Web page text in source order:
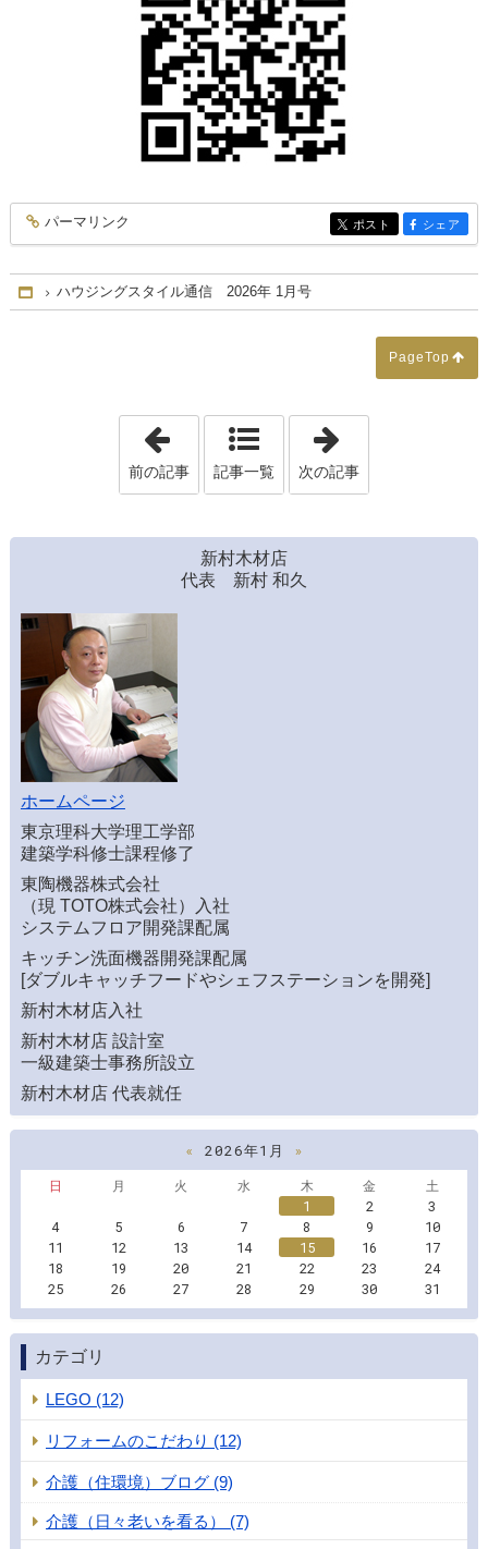
entry565
パーマリンク entry565
ポスト entry565
シェア
Home
ハウジングスタイル通信 2026年 1月号
PageTop
「☆冬のお家時間を充実させよう！ 暖
前の記事 記事一覧 次の記事
新村木材店
代表 新村 和久
ホームページ
東京理科大学理工学部
建築学科修士課程修了
東陶機器株式会社
（現 TOTO株式会社）入社
システムフロア開発課配属
キッチン洗面機器開発課配属
[ダブルキャッチフードやシェフステーションを開発]
新村木材店入社
新村木材店 設計室
一級建築士事務所設立
新村木材店 代表就任
« 2026年1月
»
日
月 火 水 木 金
土
1
2
3
4
5 6 7 8 9
10
11
12 13 14 15 16
17
18
19 20 21 22 23
24
25
26 27 28 29 30 31
カテゴリ
LEGO (12)
リフォームのこだわり (12)
介護（住環境）ブログ (9)
介護（日々老いを看る） (7)